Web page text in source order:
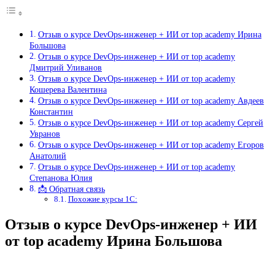
Отзыв о курсе DevOps-инженер + ИИ от top academy Ирина
Большова
Отзыв о курсе DevOps-инженер + ИИ от top academy
Дмитрий Уливанов
Отзыв о курсе DevOps-инженер + ИИ от top academy
Кошерева Валентина
Отзыв о курсе DevOps-инженер + ИИ от top academy Авдеев
Константин
Отзыв о курсе DevOps-инженер + ИИ от top academy Сергей
Увранов
Отзыв о курсе DevOps-инженер + ИИ от top academy Егоров
Анатолий
Отзыв о курсе DevOps-инженер + ИИ от top academy
Степанова Юлия
📩 Обратная связь
Похожие курсы 1С:
Отзыв о курсе DevOps-инженер + ИИ
от top academy Ирина Большова